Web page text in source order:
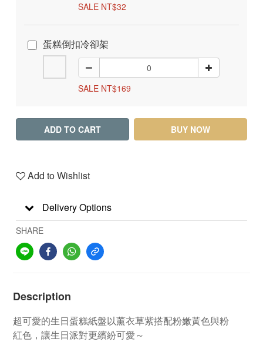
SALE NT$32
蛋糕倒扣冷卻架
SALE NT$169
ADD TO CART BUY NOW
Add to Wishlist
Delivery Options
SHARE
Description
超可愛的生日蛋糕紙盤以薰衣草紫搭配粉嫩黃色與粉
紅色，讓生日派對更繽紛可愛～